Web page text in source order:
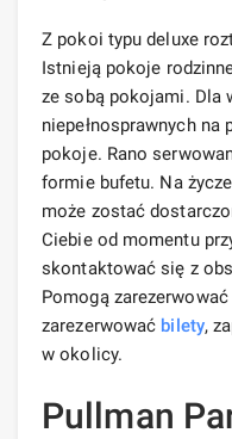
Z pokoi typu deluxe
Istnieją pokoje
ze sobą pokojami. Dla
niepełnosprawnych
pokoje. Rano
formie bufetu. Na
może zostać
Ciebie od momentu
skontaktować się z
Pomogą zarezerwować
zarezerwować bilety,
w okolicy.
Pullman